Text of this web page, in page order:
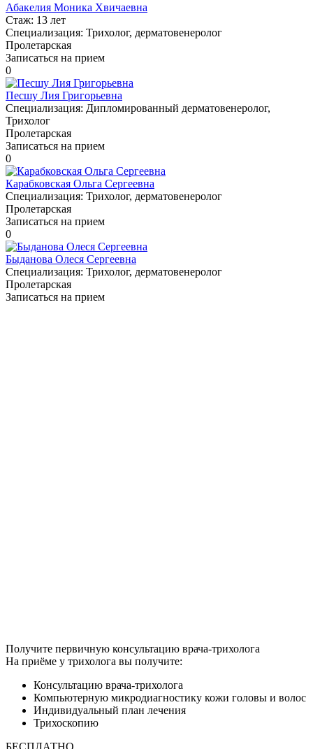
Абакелия Моника Хвичаевна
Стаж: 13 лет
Специализация: Трихолог, дерматовенеролог
Пролетарская
Записаться на прием
0
Песшу Лия Григорьевна
Специализация: Дипломированный дерматовенеролог,
Трихолог
Пролетарская
Записаться на прием
0
Карабковская Ольга Сергеевна
Специализация: Трихолог, дерматовенеролог
Пролетарская
Записаться на прием
0
Быданова Олеся Сергеевна
Специализация: Трихолог, дерматовенеролог
Пролетарская
Записаться на прием
Получите первичную консультацию врача-трихолога
На приёме у трихолога вы получите:
Консультацию врача-трихолога
Компьютерную микродиагностику кожи головы и волос
Индивидуальный план лечения
Трихоскопию
БЕСПЛАТНО